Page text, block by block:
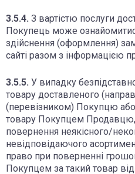
3.5.4. З вартістю послуги
Покупець може
здійснення (оформлення)
сайті разом з інформацією
3.5.5. У випадку
товару доставленого
(перевізником) Покупцю
товару Покупцем
повернення неякісного/
невідповідаючого
право при поверненні
Покупцем за такий товар